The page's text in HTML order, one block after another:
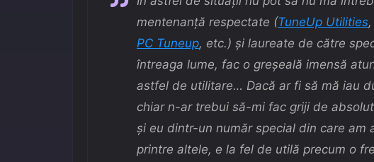
mentenanţă respectate (TuneUp Utilities,
PC Tuneup, etc.) şi laureate de către
întreaga lume, fac o greşeală imensă
astfel de utilitare… Dacă ar fi să mă iau
chiar n-ar trebui să-mi fac griji de
şi eu dintr-un număr special din care am
printre altele, e la fel de utilă precum o